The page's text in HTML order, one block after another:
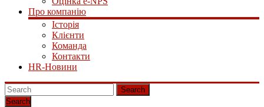
Про компанію
Історія
Клієнти
Команда
Контакти
HR-Новини
Search